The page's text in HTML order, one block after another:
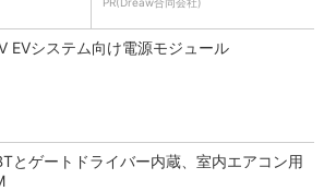
EVシステム向け電源モジュール
とゲートドライバー内蔵、室内エアコン用